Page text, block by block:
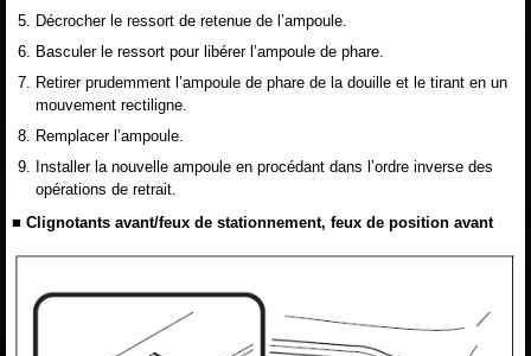
Décrocher le ressort de retenue de l’ampoule.
Basculer le ressort pour libérer l’ampoule de phare.
Retirer prudemment l’ampoule de phare de la douille et le tirant en un
mouvement rectiligne.
Remplacer l’ampoule.
Installer la nouvelle ampoule en procédant dans l’ordre inverse des
opérations de retrait.
■ Clignotants avant/feux de stationnement, feux de position avant